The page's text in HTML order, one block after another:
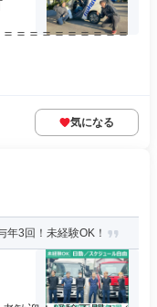
＝＝＝＝＝＝＝＝＝
気になる
年3回！未経験OK！